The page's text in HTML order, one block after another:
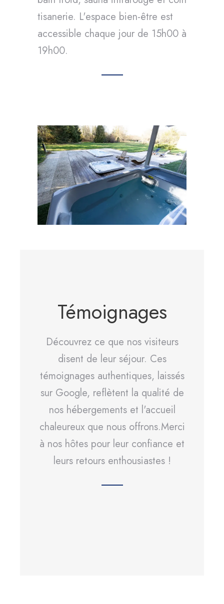
tisanerie. L'espace bien-être est
accessible chaque jour de 15h00 à
19h00.
Témoignages
Découvrez ce que nos visiteurs
disent de leur séjour. Ces
témoignages authentiques, laissés
sur Google, reflètent la qualité de
nos hébergements et l'accueil
chaleureux que nous offrons.Merci
à nos hôtes pour leur confiance et
leurs retours enthousiastes !